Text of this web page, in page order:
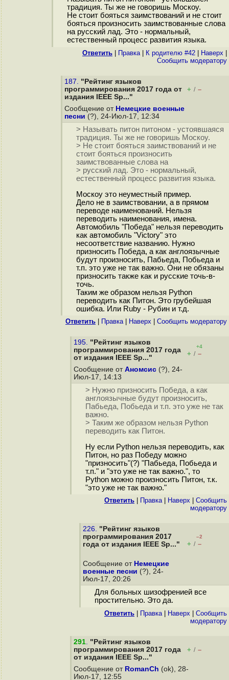
традиция. Ты же не говоришь Москоу.
Не стоит бояться заимствований и не стоит
бояться произносить заимствованные слова
на русский лад. Это - нормальный,
естественный процесс развития языка.
Ответить Правка| К родителю #42 Наверх
Cообщить модератору
187. "Рейтинг языков
программирования 2017 года от
издания IEEE Sp..."
+ / –
Сообщение от Немецкие военные
песни (?), 24-Июл-17, 12:34
> Называть питон питоном - устоявшаяся
традиция. Ты же не говоришь Москоу.
> Не стоит бояться заимствований и не
стоит бояться произносить
заимствованные слова на
> русский лад. Это - нормальный,
естественный процесс развития языка.
Москоу это неуместный пример.
Дело не в заимствовании, а в прямом
переводе наименований. Нельзя
переводить наименования, имена.
Автомобиль "Победа" нельзя переводить
как автомобиль "Victory" это
несоответствие названию. Нужно
призносить Победа, а как англоязычные
будут произносить, Пабьеда, Побьеда и
т.п. это уже не так важно. Они не обязаны
призносить также как и русские точь-в-
точь.
Таким же образом нельзя Python
переводить как Питон. Это грубейшая
ошибка. Или Ruby - Рубин и т.д.
Ответить Правка| Наверх Cообщить модератору
195. "Рейтинг языков
программирования 2017 года
от издания IEEE Sp..."
+4
+ / –
Сообщение от Аномсис (?), 24-
Июл-17, 14:13
> Нужно призносить Победа, а как
англоязычные будут произносить,
Пабьеда, Побьеда и т.п. это уже не так
важно.
> Таким же образом нельзя Python
переводить как Питон.
Ну если Python нельзя переводить, как
Питон, но раз Победу можно
"призносить"(?) "Пабьеда, Побьеда и
т.п." и "это уже не так важно.", то
Python можно произносить Питон, т.к.
"это уже не так важно."
Ответить Правка| Наверх
Cообщить
модератору
226. "Рейтинг языков
программирования 2017
года от издания IEEE Sp..."
–2
+ / –
Сообщение от Немецкие
военные песни (?), 24-
Июл-17, 20:26
Для больных шизофренией все
простительно. Это да.
Ответить Правка| Наверх
Cообщить
модератору
291. "Рейтинг языков
программирования 2017 года
от издания IEEE Sp..."
+ / –
Сообщение от RomanCh (ok), 28-
Июл-17, 12:55